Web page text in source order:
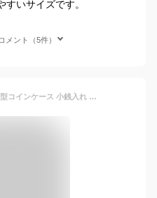
いサイズです。
メント（5件）
【送料無料】札幌革職人館 角型コインケース 小銭入れ コインケース カード 革 財布 レザー 本革 メンズ レディース 日本製 ブランド おしゃれ カードケース カードも入る 就職 昇進 退職 入学 記念日 男性 女性 ギフト プレゼント 小さい財布 小 さいふ 小さめ 革財布